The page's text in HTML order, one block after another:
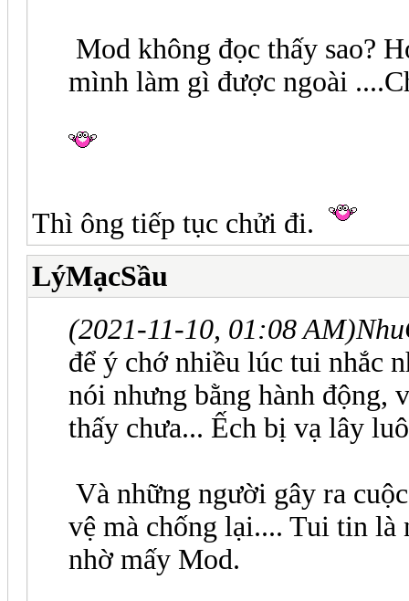
Mod không đọc thấy sao?
mình làm gì được ngoài
Thì ông tiếp tục chửi đi.
LýMạcSầu
(2021-11-10, 01:08 AM)
để ý chớ nhiều lúc tui nhắc
nói nhưng bằng hành
thấy chưa... Ếch bị vạ lây
Và những người gây ra
vệ mà chống lại.... Tui tin là
nhờ mấy Mod.